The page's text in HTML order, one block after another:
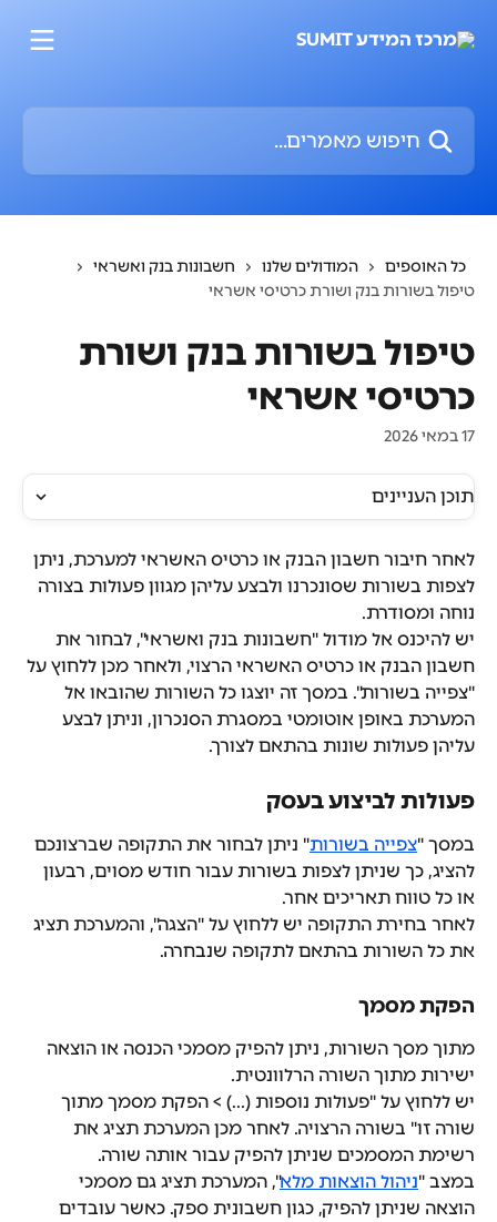
חיפוש מאמרים...
כל האוספים המודולים שלנו
חשבונות בנק ואשראי
טיפול בשורות בנק ושורת כרטיסי אשראי
טיפול בשורות בנק ושורת
כרטיסי אשראי
17 במאי 2026
תוכן העניינים
לאחר חיבור חשבון הבנק או כרטיס האשראי למערכת, ניתן
לצפות בשורות שסונכרנו ולבצע עליהן מגוון פעולות בצורה
נוחה ומסודרת.
יש להיכנס אל מודול "חשבונות בנק ואשראי", לבחור את
חשבון הבנק או כרטיס האשראי הרצוי, ולאחר מכן ללחוץ על
"צפייה בשורות". במסך זה יוצגו כל השורות שהובאו אל
המערכת באופן אוטומטי במסגרת הסנכרון, וניתן לבצע
עליהן פעולות שונות בהתאם לצורך.
פעולות לביצוע בעסק
במסך "צפייה בשורות" ניתן לבחור את התקופה שברצונכם
להציג, כך שניתן לצפות בשורות עבור חודש מסוים, רבעון
או כל טווח תאריכים אחר.
לאחר בחירת התקופה יש ללחוץ על "הצגה", והמערכת תציג
את כל השורות בהתאם לתקופה שנבחרה.
הפקת מסמך
מתוך מסך השורות, ניתן להפיק מסמכי הכנסה או הוצאה
ישירות מתוך השורה הרלוונטית.
יש ללחוץ על "פעולות נוספות (...) > הפקת מסמך מתוך
שורה זו" בשורה הרצויה. לאחר מכן המערכת תציג את
רשימת המסמכים שניתן להפיק עבור אותה שורה.
במצב "ניהול הוצאות מלא", המערכת תציג גם מסמכי
הוצאה שניתן להפיק, כגון חשבונית ספק. כאשר עובדים